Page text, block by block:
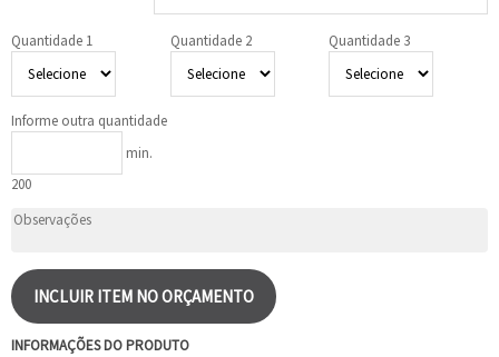
Quantidade 1 Quantidade 2 Quantidade 3
Informe outra quantidade
min.
200
INCLUIR ITEM NO ORÇAMENTO
INFORMAÇÕES DO PRODUTO